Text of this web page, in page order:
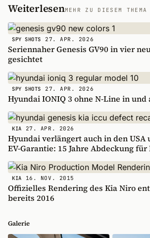
WeiterlesenMEHR ZU DIESEM THEMA
SPY SHOTS 27. APR. 2026
Seriennaher Genesis GV90 in vier
gesichtet
SPY SHOTS 27. APR. 2026
Hyundai IONIQ 3 ohne N-Line in und
KIA 27. APR. 2026
Hyundai verlängert auch in den USA
EV-Garantie: 15 Jahre Abdeckung für
KIA 16. NOV. 2015
Offizielles Rendering des Kia Niro
bereits 2016
Galerie